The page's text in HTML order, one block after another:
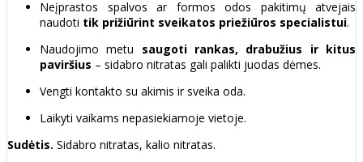
Neįprastos spalvos ar formos odos pakitimų atvejais
naudoti tik prižiūrint sveikatos priežiūros specialistui.
Naudojimo metu saugoti rankas, drabužius ir kitus
paviršius – sidabro nitratas gali palikti juodas dėmes.
Vengti kontakto su akimis ir sveika oda.
Laikyti vaikams nepasiekiamoje vietoje.
Sudėtis. Sidabro nitratas, kalio nitratas.